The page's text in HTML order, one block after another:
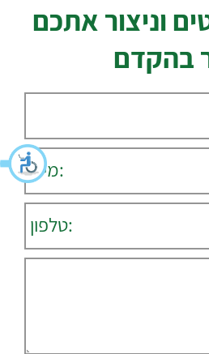
וניצור אתכם
בהקדם